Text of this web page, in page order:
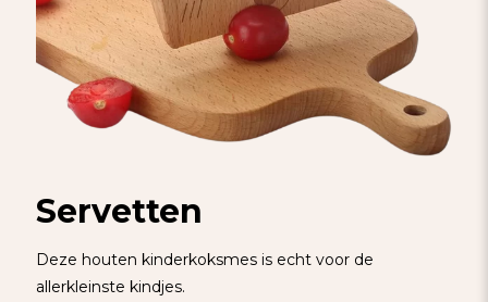
Servetten
Deze houten kinderkoksmes is echt voor de
allerkleinste kindjes.